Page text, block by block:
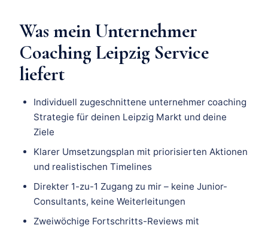
Was mein Unternehmer
Coaching Leipzig Service
liefert
Individuell zugeschnittene unternehmer coaching
Strategie für deinen Leipzig Markt und deine
Ziele
Klarer Umsetzungsplan mit priorisierten Aktionen
und realistischen Timelines
Direkter 1-zu-1 Zugang zu mir – keine Junior-
Consultants, keine Weiterleitungen
Zweiwöchige Fortschritts-Reviews mit